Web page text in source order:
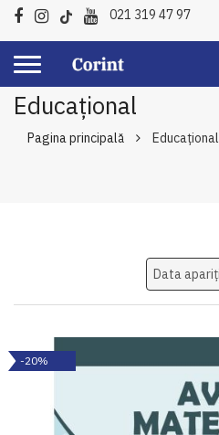
021 319 47 97
Educațional
Pagina principală Educațional
-20%